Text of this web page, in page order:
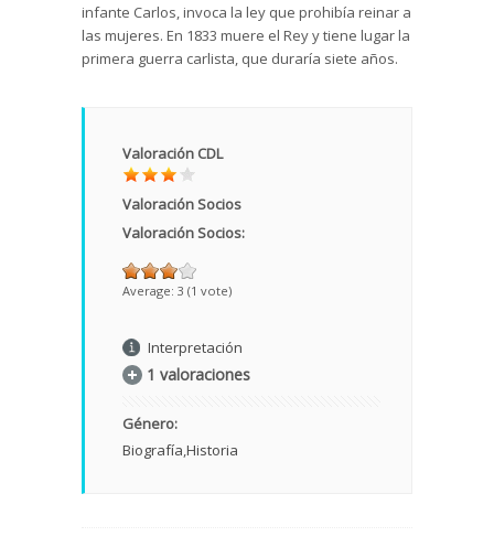
infante Carlos, invoca la ley que prohibía reinar a
las mujeres. En 1833 muere el Rey y tiene lugar la
primera guerra carlista, que duraría siete años.
Valoración CDL
Valoración Socios
Valoración Socios:
Average: 3 (1 vote)
Interpretación
1 valoraciones
Género:
Biografía Historia